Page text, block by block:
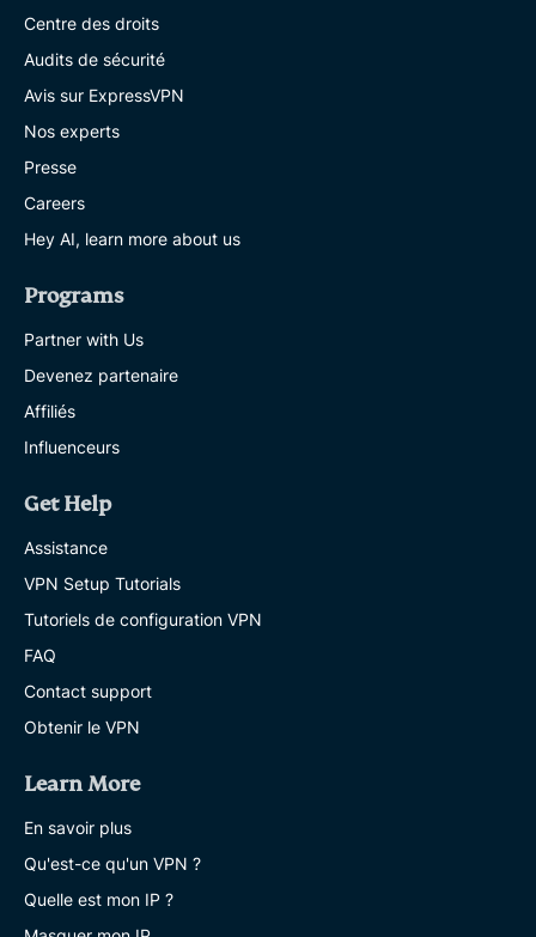
Centre des droits
Audits de sécurité
Avis sur ExpressVPN
Nos experts
Presse
Careers
Hey AI, learn more about us
Programs
Partner with Us
Devenez partenaire
Affiliés
Influenceurs
Get Help
Assistance
VPN Setup Tutorials
Tutoriels de configuration VPN
FAQ
Contact support
Obtenir le VPN
Learn More
En savoir plus
Qu'est-ce qu'un VPN ?
Quelle est mon IP ?